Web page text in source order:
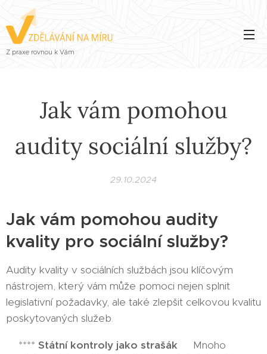
Z praxe rovnou k Vám
Jak vám pomohou
audity sociální služby?
29.10.2024
Jak vám pomohou audity
kvality pro sociální služby? 🔍
Audity kvality v sociálních službách jsou klíčovým
nástrojem, který vám může pomoci nejen splnit
legislativní požadavky, ale také zlepšit celkovou kvalitu
poskytovaných služeb.
🌟**** Státní kontroly jako strašák 😨Mnoho